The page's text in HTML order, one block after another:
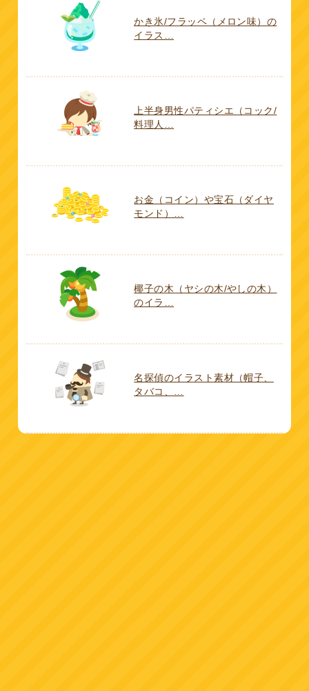
かき氷/フラッペ（メロン味）の
イラス…
上半身男性パティシエ（コック/
料理人…
お金（コイン）や宝石（ダイヤ
モンド）…
椰子の木（ヤシの木/やしの木）
のイラ…
名探偵のイラスト素材（帽子、
タバコ、…